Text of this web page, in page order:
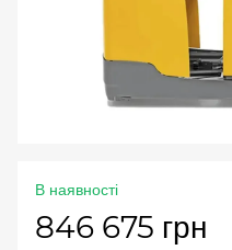
В наявності
846 675 грн